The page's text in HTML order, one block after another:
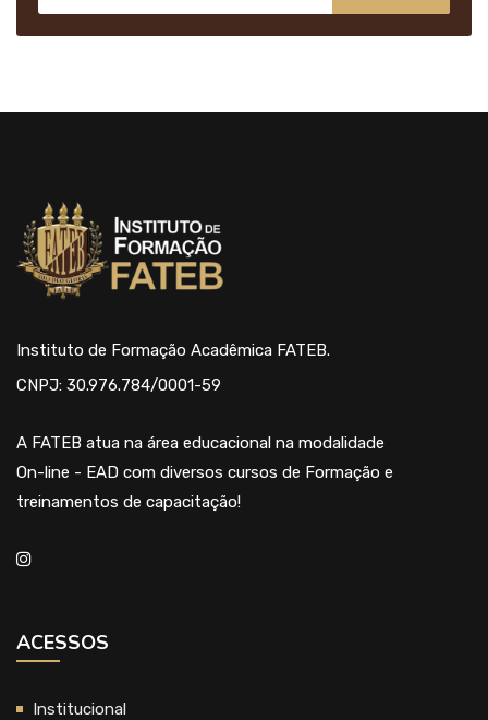
Instituto de Formação Acadêmica FATEB.
CNPJ: 30.976.784/0001-59
A FATEB atua na área educacional na modalidade
On-line - EAD com diversos cursos de Formação e
treinamentos de capacitação!
ACESSOS
Institucional